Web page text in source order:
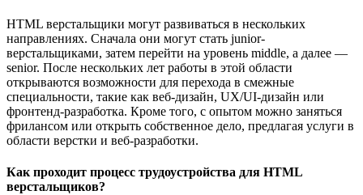
HTML верстальщики могут развиваться в нескольких
направлениях. Сначала они могут стать junior-
верстальщиками, затем перейти на уровень middle, а далее —
senior. После нескольких лет работы в этой области
открываются возможности для перехода в смежные
специальности, такие как веб-дизайн, UX/UI-дизайн или
фронтенд-разработка. Кроме того, с опытом можно заняться
фрилансом или открыть собственное дело, предлагая услуги в
области верстки и веб-разработки.
Как проходит процесс трудоустройства для HTML
верстальщиков?